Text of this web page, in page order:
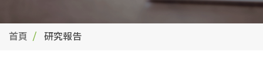
首頁 研究報告